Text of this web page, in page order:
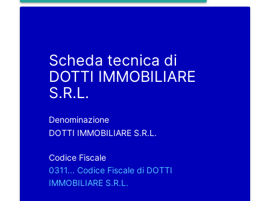
Scheda tecnica di
DOTTI IMMOBILIARE
S.R.L.
Denominazione
DOTTI IMMOBILIARE S.R.L.
Codice Fiscale
0311... Codice Fiscale di DOTTI
IMMOBILIARE S.R.L.